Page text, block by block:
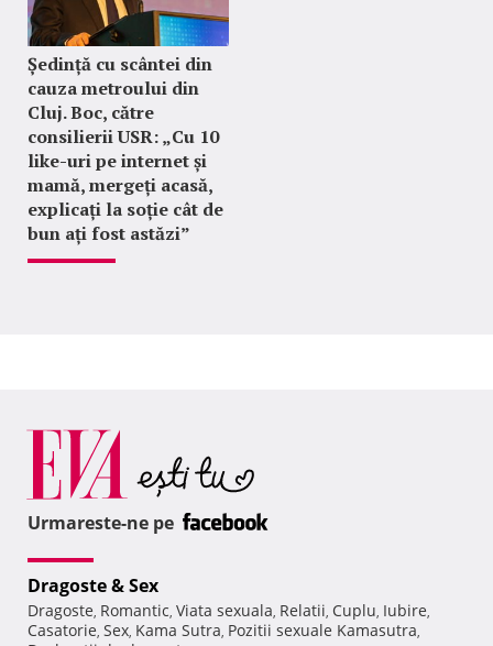
Ședință cu scântei din
cauza metroului din
Cluj. Boc, către
consilierii USR: „Cu 10
like-uri pe internet și
mamă, mergeți acasă,
explicați la soție cât de
bun ați fost astăzi”
Urmareste-ne pe
Dragoste & Sex
Dragoste, Romantic, Viata sexuala, Relatii, Cuplu, Iubire,
Casatorie, Sex, Kama Sutra, Pozitii sexuale Kamasutra,